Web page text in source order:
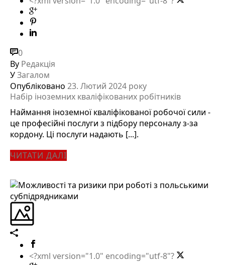
0
By Редакція
УЗагалом
Опубліковано 23. Лютий 2024 року
Набір іноземних кваліфікованих робітників
Наймання іноземної кваліфікованої робочої сили -
це професійні послуги з підбору персоналу з-за
кордону. Ці послуги надають [...].
ЧИТАТИ ДАЛІ
<?xml version="1.0" encoding="utf-8"?